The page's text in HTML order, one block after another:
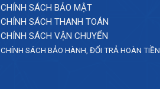
CHÍNH SÁCH BẢO MẬT
CHÍNH SÁCH THANH TOÁN
CHÍNH SÁCH VẬN CHUYỂN
CHÍNH SÁCH BẢO HÀNH, ĐỔI TRẢ HOÀN TIỀN